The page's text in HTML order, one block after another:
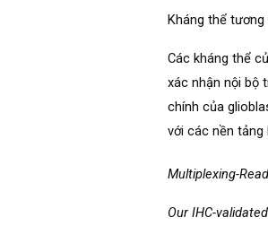
Kháng thể
Các kháng thể
xác nhận nội bộ
chính của
với các nền tảng
Multiplexing-
Our IHC-